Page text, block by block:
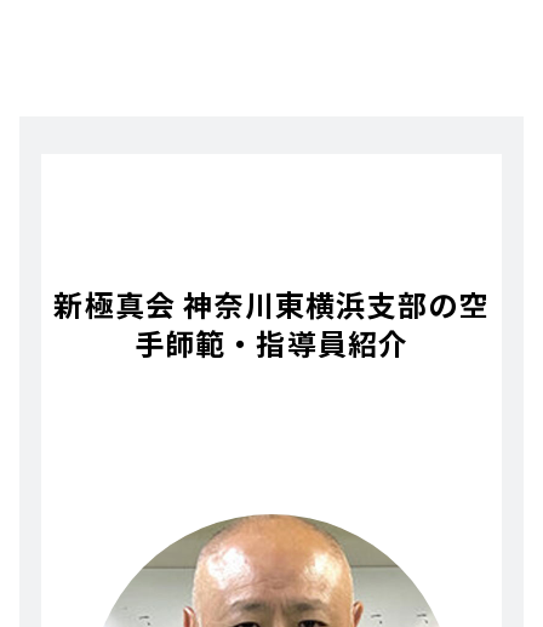
新極真会 神奈川東横浜支部の空
手師範・指導員紹介